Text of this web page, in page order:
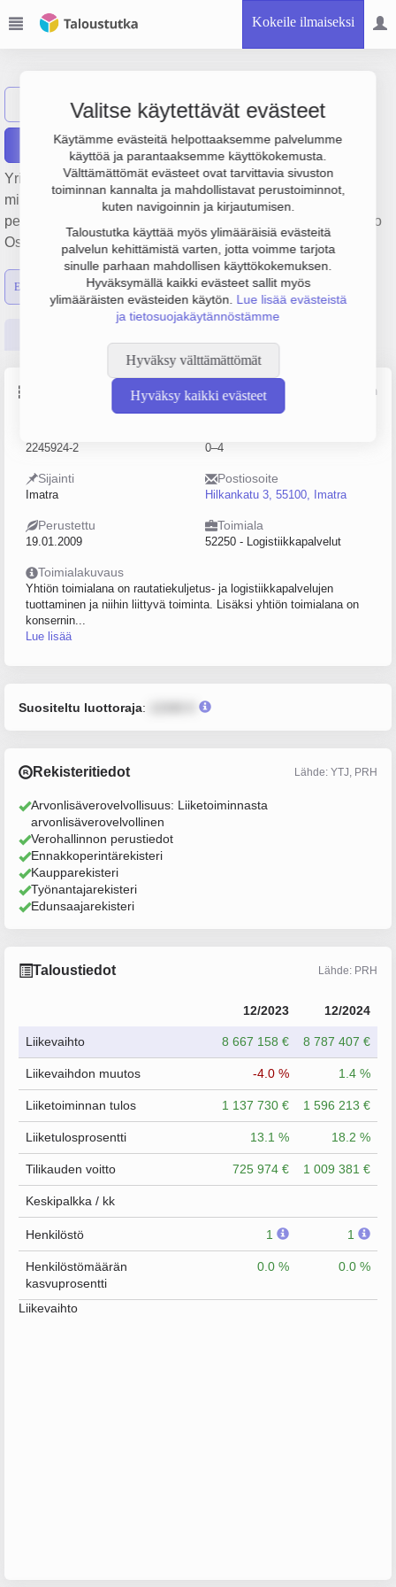
Kokeile ilmaiseksi
Valitse käytettävät evästeet
Käytämme evästeitä helpottaaksemme palvelumme
käyttöä ja parantaaksemme käyttökokemusta.
Välttämättömät evästeet ovat tarvittavia sivuston
toiminnan kannalta ja mahdollistavat perustoiminnot,
kuten navigoinnin ja kirjautumisen.
Taloustutka käyttää myös ylimääräisiä evästeitä
palvelun kehittämistä varten, jotta voimme tarjota
sinulle parhaan mahdollisen käyttökokemuksen.
Hyväksymällä kaikki evästeet sallit myös
ylimääräisten evästeiden käytön. Lue lisää evästeistä
ja tietosuojakäytännöstämme
Hyväksy välttämättömät
Hyväksy kaikki evästeet
Näytä haku R Ratarinki Oy
Raportit
Yrityksen Ratarinki Oy liikevaihto on 8.8 milj. € ja tulos 1.6
milj. €. Sen päätoimiala on Logistiikkapalvelut,
perustamisvuosi 2009 ja sijainti Imatra. Yrityksen yhtiömuoto
Osakeyhtiö (OY).
Emon luvut Konsernin luvut
Lähde: YTJ, PRH, Traficom
2245924-2 0–4
Sijainti
Imatra
Postiosoite
Hilkankatu 3, 55100, Imatra
Perustettu
19.01.2009
Toimiala
52250 - Logistiikkapalvelut
Toimialakuvaus
Yhtiön toimialana on rautatiekuljetus- ja logistiikkapalvelujen
tuottaminen ja niihin liittyvä toiminta. Lisäksi yhtiön toimialana on
konsernin...
Lue lisää
Suositeltu luottoraja:
Rekisteritiedot Lähde: YTJ, PRH
Arvonlisäverovelvollisuus: Liiketoiminnasta
arvonlisäverovelvollinen
Verohallinnon perustiedot
Ennakkoperintärekisteri
Kaupparekisteri
Työnantajarekisteri
Edunsaajarekisteri
Taloustiedot Lähde: PRH
12/2023 12/2024
Liikevaihto 8 667 158 € 8 787 407 €
Liikevaihdon muutos -4.0 % 1.4 %
Liiketoiminnan tulos 1 137 730 € 1 596 213 €
Liiketulosprosentti 13.1 % 18.2 %
Tilikauden voitto 725 974 € 1 009 381 €
Keskipalkka / kk
Henkilöstö 1 1
Henkilöstömäärän
kasvuprosentti
0.0 % 0.0 %
Liikevaihto